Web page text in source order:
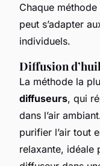
Chaque
peut s’adapter
individuels.
Diffusion
La méthode la
diffuseurs, qui
dans l’air
purifier l’air tout
relaxante, idéale